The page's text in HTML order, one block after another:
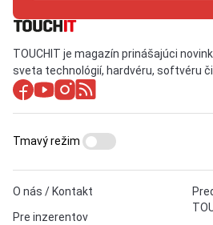
TOUCHIT je magazín prinášajúci
sveta technológií, hardvéru, softvéru
O nás / Kontakt
Pre inzerentov
Tmavý režim